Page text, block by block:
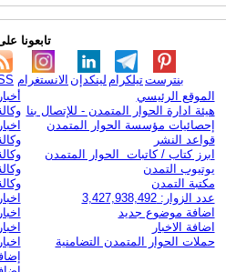
تابعونا
الانستغرام لينكدإن تيلكرامبنترست
الموقع الرئيسي
هيئة ادارة الحوار المتمدن - للإتصال بنا
إحصائيات مؤسسة الحوار المتمدن
قواعد النشر
ابرز كتاب / كاتبات الحوار المتمدن
يوتيوب التمدن
مكتبة التمدن
عدد الزوار: 3,427,938,492
اضافة موضوع جديد
اضافة الاخبار
حملات الحوار المتمدن التضامنية